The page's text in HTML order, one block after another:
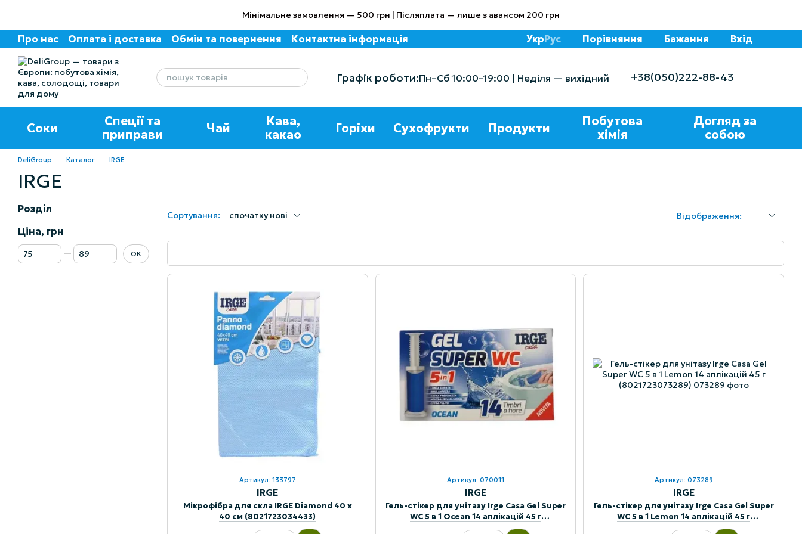
Мінімальне замовлення — 500 грн | Післяплата — лише з авансом 200 грн
Про нас Оплата і доставка Обмін та повернення
Контактна інформація
УкрРус Порівняння Бажання Вхід
Графік роботи:Пн–Сб 10:00–19:00 | Неділя — вихідний +38(050)222-88-43
Соки
Спеції та
приправи
Чай
Кава,
какао
Горіхи Сухофрукти Продукти
Побутова
хімія
Догляд за
собою
DeliGroup Каталог IRGE
IRGE
Сортування: спочатку нові Відображення:
Артикул: 133797
IRGE
Мікрофібра для скла IRGE Diamond 40 х
40 см (8021723034433)
Артикул: 070011
IRGE
Гель-стікер для унітазу Irge Casa Gel Super
WC 5 в 1 Ocean 14 аплікацій 45 г
Артикул: 073289
IRGE
Гель-стікер для унітазу Irge Casa Gel Super
WC 5 в 1 Lemon 14 аплікацій 45 г
(8021723073289)
Розділ
Ціна, грн
Від Ціна, грн
До Ціна, грн ОК